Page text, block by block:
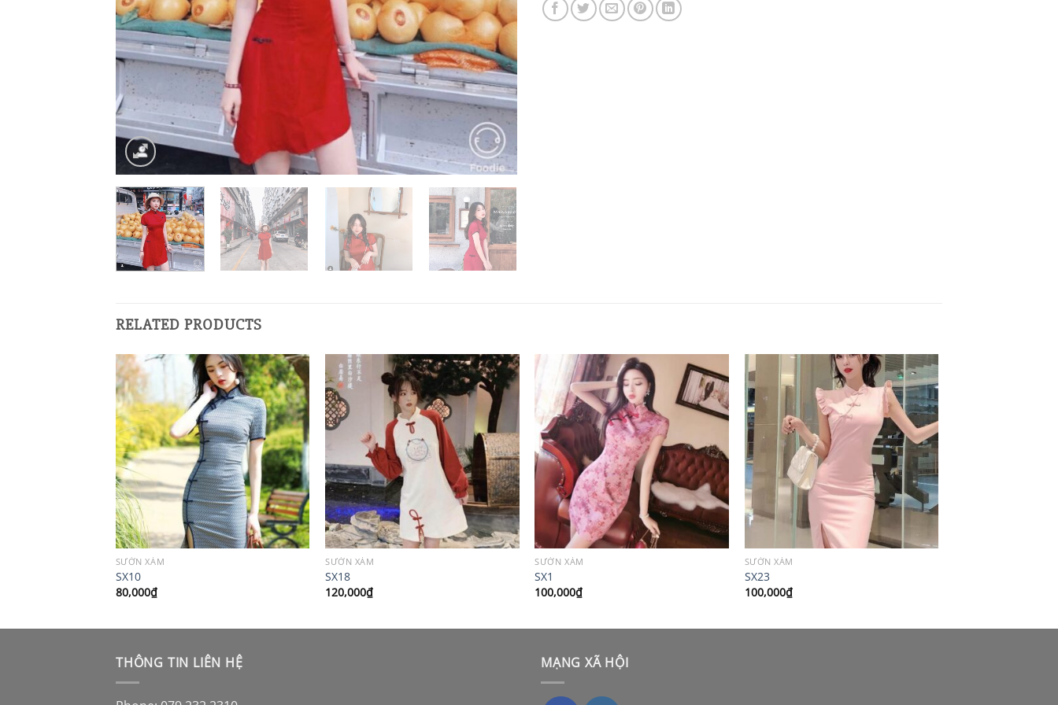
RELATED PRODUCTS
SƯỜN XÁM
SX10
80,000₫
SƯỜN XÁM
SX18
120,000₫
SƯỜN XÁM
SX1
100,000₫
SƯỜN XÁM
SX23
100,000₫
THÔNG TIN LIÊN HỆ MẠNG XÃ HỘI